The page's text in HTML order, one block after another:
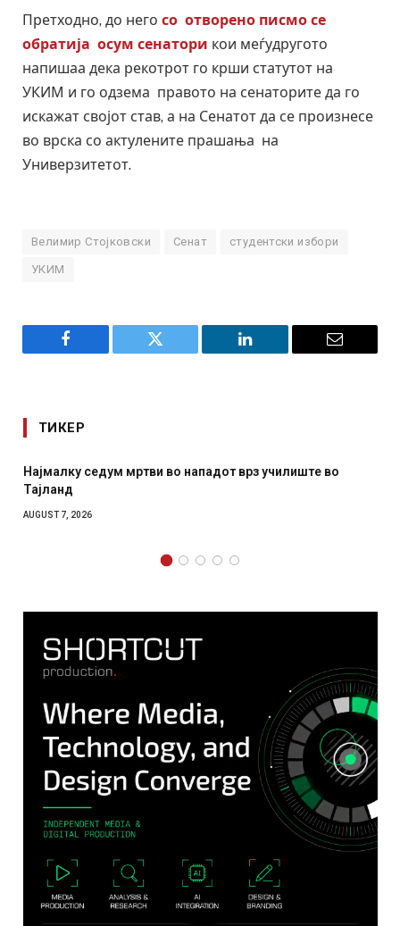
Претходно, до него со отворено писмо се
обратија осум сенатори кои меѓудругото
напишаа дека рекотрот го крши статутот на
УКИМ и го одзема правото на сенаторите да го
искажат својот став, а на Сенатот да се произнесе
во врска со актулените прашања на
Универзитетот.
Велимир Стојковски Сенат студентски избори
УКИМ
Facebook Twitter LinkedIn Email
ТИКЕР
врз училиште во
СОЗИС: Украинците повеќе